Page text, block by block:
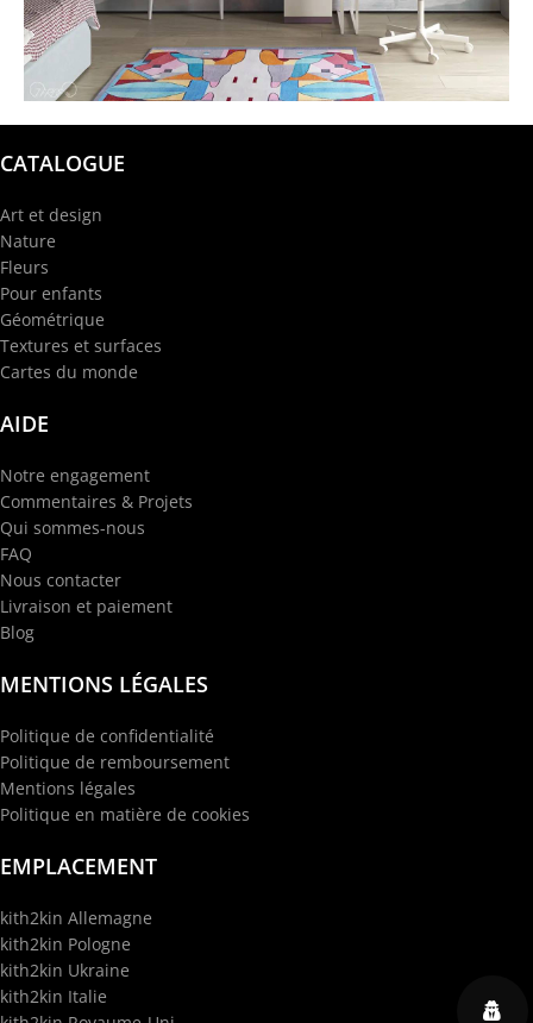
@garba.design
CATALOGUE
Art et design
Nature
Fleurs
Pour enfants
Géométrique
Textures et surfaces
Cartes du monde
AIDE
Notre engagement
Commentaires & Projets
Qui sommes-nous
FAQ
Nous contacter
Livraison et paiement
Blog
MENTIONS LÉGALES
Politique de confidentialité
Politique de remboursement
Mentions légales
Politique en matière de cookies
EMPLACEMENT
kith2kin Allemagne
kith2kin Pologne
kith2kin Ukraine
kith2kin Italie